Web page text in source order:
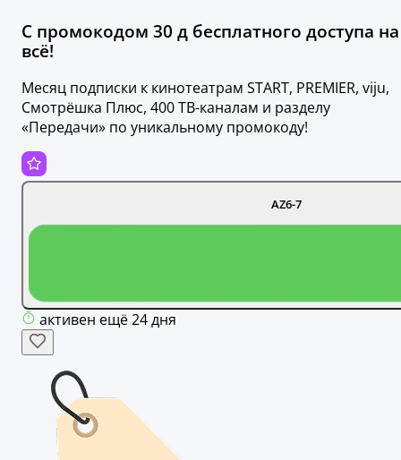
С промокодом 30 д бесплатного доступа на
всё!
Месяц подписки к кинотеатрам START, PREMIER, viju,
Смотрёшка Плюс, 400 ТВ-каналам и разделу
«Передачи» по уникальному промокоду!
AZ6-7
активен ещё 24 дня